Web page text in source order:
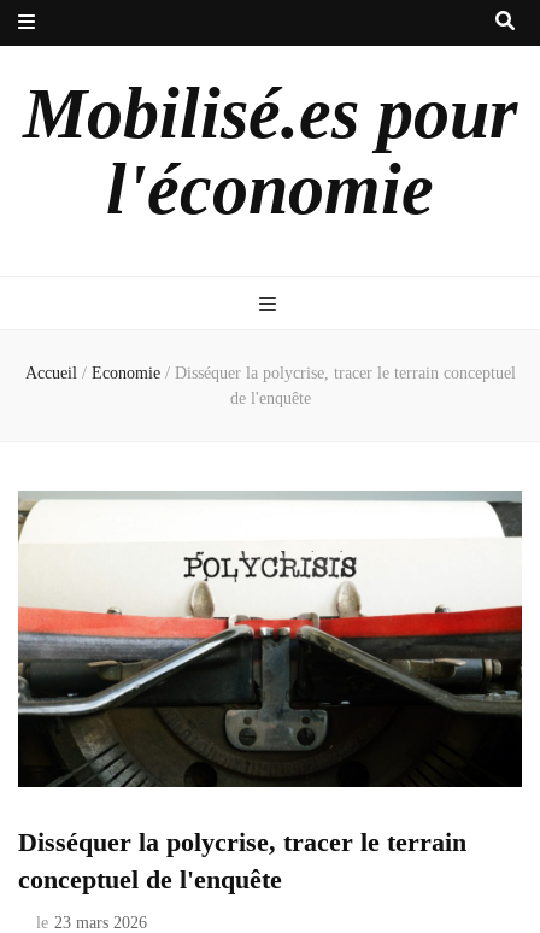
Mobilisé.es pour
l'économie
Accueil / Economie / Disséquer la polycrise, tracer le terrain conceptuel
de l'enquête
Disséquer la polycrise, tracer le terrain
conceptuel de l'enquête
le 23 mars 2026